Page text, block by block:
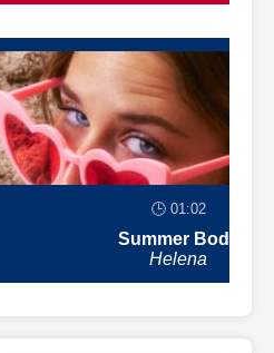
🕒 01:02
Summer Body
Helena